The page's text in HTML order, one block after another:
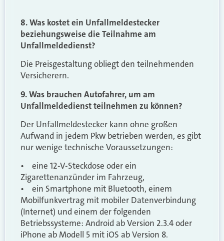
8. Was kostet ein Unfallmeldestecker
beziehungsweise die Teilnahme am
Unfallmeldedienst?
Die Preisgestaltung obliegt den teilnehmenden
Versicherern.
9. Was brauchen Autofahrer, um am
Unfallmeldedienst teilnehmen zu können?
Der Unfallmeldestecker kann ohne großen
Aufwand in jedem Pkw betrieben werden, es gibt
nur wenige technische Voraussetzungen:
• eine 12-V-Steckdose oder ein
Zigarettenanzünder im Fahrzeug,
• ein Smartphone mit Bluetooth, einem
Mobilfunkvertrag mit mobiler Datenverbindung
(Internet) und einem der folgenden
Betriebssysteme: Android ab Version 2.3.4 oder
iPhone ab Modell 5 mit iOS ab Version 8.